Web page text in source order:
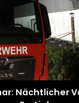
Nächtlicher